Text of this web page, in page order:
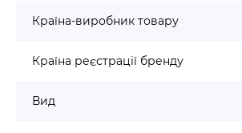
Країна-виробник товару
Країна реєстрації бренду
Вид